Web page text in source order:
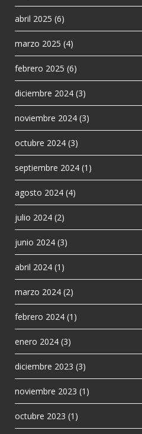
abril 2025 (6)
marzo 2025 (4)
febrero 2025 (6)
diciembre 2024 (3)
noviembre 2024 (3)
octubre 2024 (3)
septiembre 2024 (1)
agosto 2024 (4)
julio 2024 (2)
junio 2024 (3)
abril 2024 (1)
marzo 2024 (2)
febrero 2024 (1)
enero 2024 (3)
diciembre 2023 (3)
noviembre 2023 (1)
octubre 2023 (1)